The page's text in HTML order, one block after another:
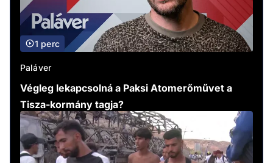
1 perc
Paláver
Végleg lekapcsolná a Paksi Atomerőművet a
Tisza-kormány tagja?